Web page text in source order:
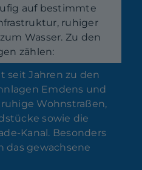
auf bestimmte
ruhiger
Wasser. Zu den
zählen:
seit Jahren zu den
Emdens und
Wohnstraßen,
sowie die
Kanal. Besonders
das gewachsene